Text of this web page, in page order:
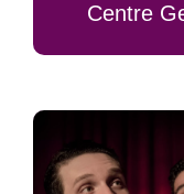
Centre